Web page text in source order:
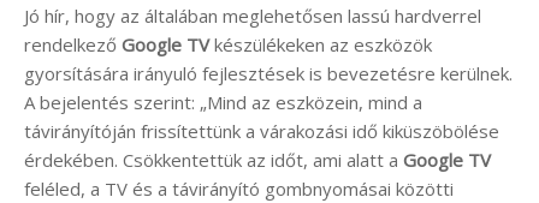
Jó hír, hogy az általában meglehetősen lassú hardverrel
rendelkező Google TVkészülékeken az eszközök
gyorsítására irányuló fejlesztések is bevezetésre kerülnek.
A bejelentés szerint: „Mind az eszközein, mind a
távirányítóján frissítettünk a várakozási idő kiküszöbölése
érdekében. Csökkentettük az időt, ami alatt a Google TV
feléled, a TV és a távirányító gombnyomásai közötti